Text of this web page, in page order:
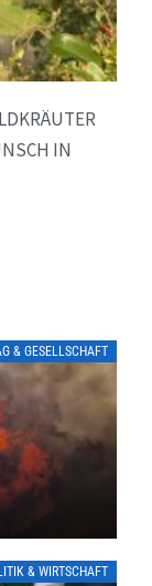
IN
& GESELLSCHAFT
& WIRTSCHAFT